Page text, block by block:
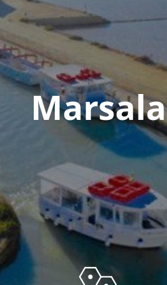
Marsala